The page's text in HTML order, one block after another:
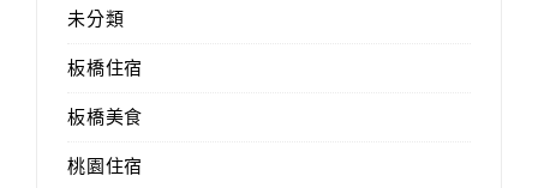
未分類
板橋住宿
板橋美食
桃園住宿